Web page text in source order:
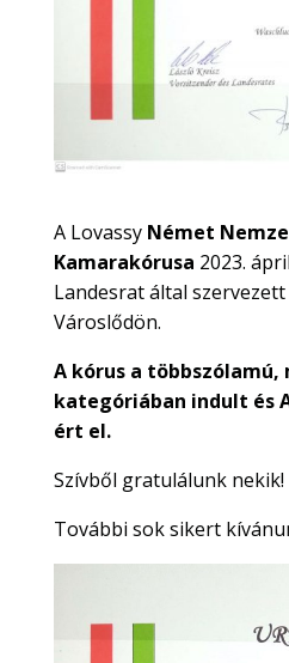
A Lovassy Német
Kamarakórusa 2023.
Landesrat által
Városlődön.
A kórus a többszólamú,
kategóriában indult és
ért el.
Szívből gratulálunk nekik!
További sok sikert